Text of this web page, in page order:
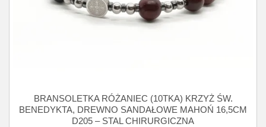
BRANSOLETKA RÓŻANIEC (10TKA) KRZYŻ ŚW.
BENEDYKTA, DREWNO SANDAŁOWE MAHOŃ 16,5CM
D205 – STAL CHIRURGICZNA